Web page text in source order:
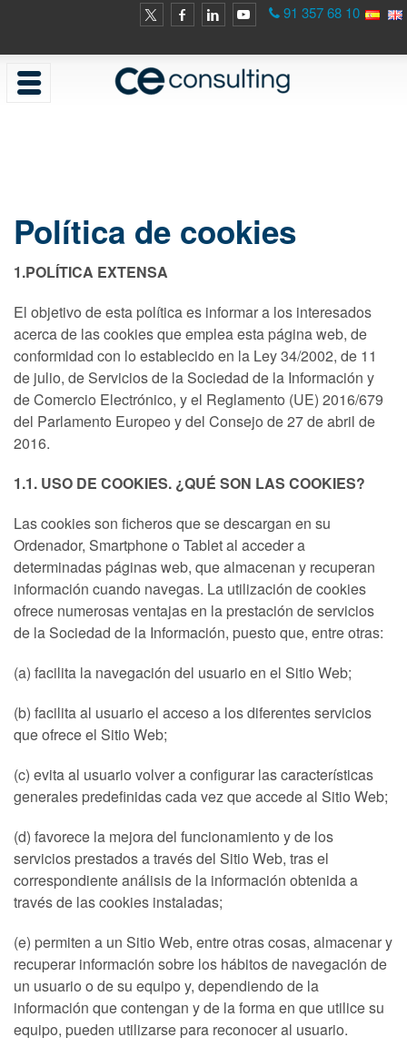
91 357 68 10
Política de cookies
1.POLÍTICA EXTENSA
El objetivo de esta política es informar a los interesados
acerca de las cookies que emplea esta página web, de
conformidad con lo establecido en la Ley 34/2002, de 11
de julio, de Servicios de la Sociedad de la Información y
de Comercio Electrónico, y el Reglamento (UE) 2016/679
del Parlamento Europeo y del Consejo de 27 de abril de
2016.
1.1. USO DE COOKIES. ¿QUÉ SON LAS COOKIES?
Las cookies son ficheros que se descargan en su
Ordenador, Smartphone o Tablet al acceder a
determinadas páginas web, que almacenan y recuperan
información cuando navegas. La utilización de cookies
ofrece numerosas ventajas en la prestación de servicios
de la Sociedad de la Información, puesto que, entre otras:
(a) facilita la navegación del usuario en el Sitio Web;
(b) facilita al usuario el acceso a los diferentes servicios
que ofrece el Sitio Web;
(c) evita al usuario volver a configurar las características
generales predefinidas cada vez que accede al Sitio Web;
(d) favorece la mejora del funcionamiento y de los
servicios prestados a través del Sitio Web, tras el
correspondiente análisis de la información obtenida a
través de las cookies instaladas;
(e) permiten a un Sitio Web, entre otras cosas, almacenar y
recuperar información sobre los hábitos de navegación de
un usuario o de su equipo y, dependiendo de la
información que contengan y de la forma en que utilice su
equipo, pueden utilizarse para reconocer al usuario.